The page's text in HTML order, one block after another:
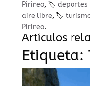
Pirineo, 🏷️ deportes
aire libre, 🏷️
Pirineo.
Artículos
Etiqueta: